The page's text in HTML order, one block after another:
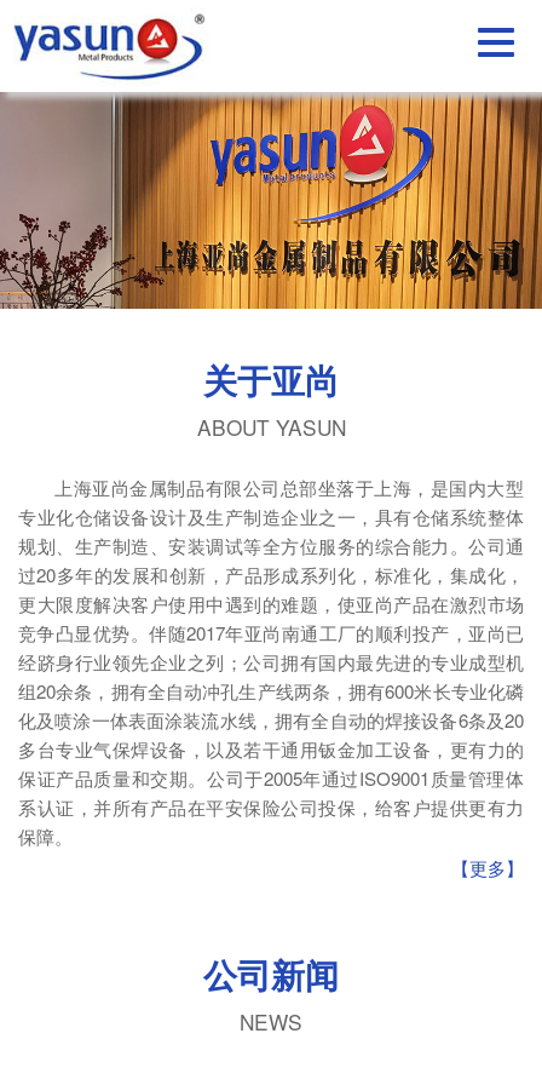
关于亚尚
ABOUT YASUN
上海亚尚金属制品有限公司总部坐落于上海，是国内大型
专业化仓储设备设计及生产制造企业之一，具有仓储系统整体
规划、生产制造、安装调试等全方位服务的综合能力。公司通
过20多年的发展和创新，产品形成系列化，标准化，集成化，
更大限度解决客户使用中遇到的难题，使亚尚产品在激烈市场
竞争凸显优势。伴随2017年亚尚南通工厂的顺利投产，亚尚已
经跻身行业领先企业之列；公司拥有国内最先进的专业成型机
组20余条，拥有全自动冲孔生产线两条，拥有600米长专业化磷
化及喷涂一体表面涂装流水线，拥有全自动的焊接设备6条及20
多台专业气保焊设备，以及若干通用钣金加工设备，更有力的
保证产品质量和交期。公司于2005年通过ISO9001质量管理体
系认证，并所有产品在平安保险公司投保，给客户提供更有力
保障。
【更多】
公司新闻
NEWS